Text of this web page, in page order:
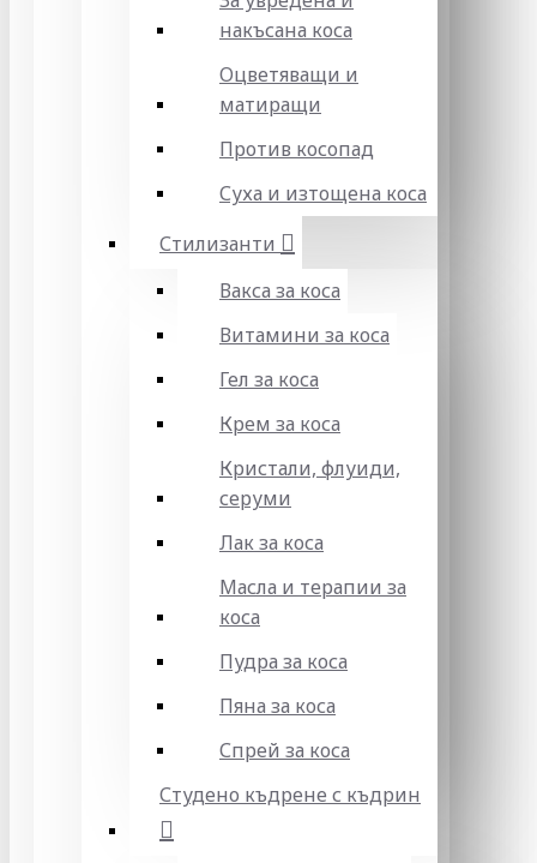
накъсана коса
Оцветяващи и
матиращи
Против косопад
Суха и изтощена коса
Стилизанти
Вакса за коса
Витамини за коса
Гел за коса
Крем за коса
Кристали, флуиди,
серуми
Лак за коса
Масла и терапии за
коса
Пудра за коса
Пяна за коса
Спрей за коса
Студено къдрене с къдрин